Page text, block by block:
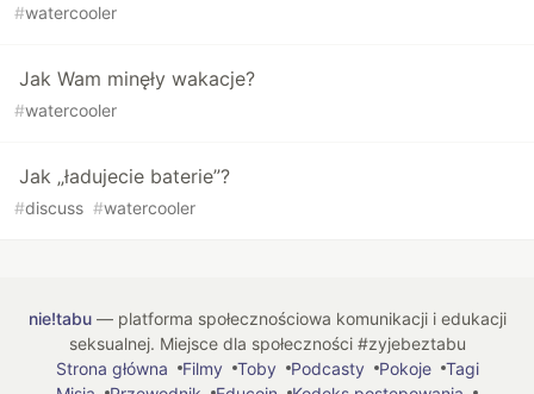
#watercooler
Jak Wam minęły wakacje?
#watercooler
Jak „ładujecie baterie”?
#discuss #watercooler
nie!tabu— platforma społecznościowa komunikacji i edukacji
seksualnej. Miejsce dla społeczności #zyjebeztabu
Strona główna
Filmy Toby Podcasty Pokoje
Tagi